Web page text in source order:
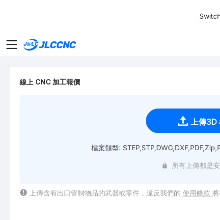
JLCCNC
線上 CNC 加工報價
上傳3D
檔案類型:
所有上傳都是
上傳含有出口管制物品的武器或零件，違反我們的 使用條款